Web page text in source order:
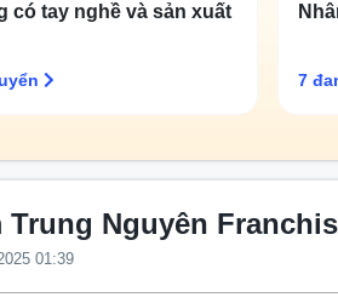
có tay nghề và sản xuất
7
Trung Nguyên
01:39